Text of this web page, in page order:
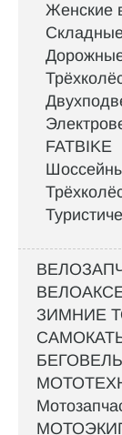
Женские
FATBIKE
ЗИМНИЕ